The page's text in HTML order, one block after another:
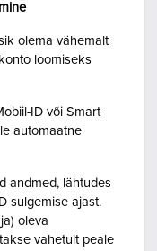
olema vähemalt
loomiseks
ID või Smart
automaatne
andmed, lähtudes
sulgemise ajast.
oleva
vahetult peale